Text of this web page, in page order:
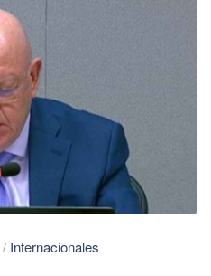
/ Internacionales